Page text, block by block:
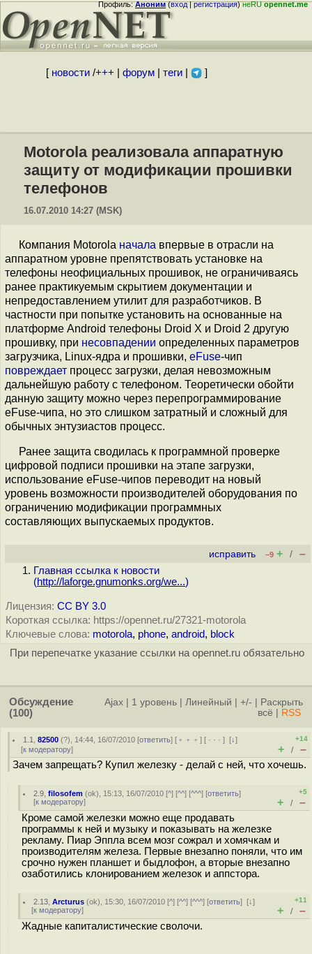
Профиль:Аноним(вход|регистрация)неRUopennet.me
[ новости/+++ форум| теги| ]
Motorola реализовала аппаратную
защиту от модификации прошивки
телефонов
16.07.2010 14:27 (MSK)
Компания Motorola начала впервые в отрасли на
аппаратном уровне препятствовать установке на
телефоны неофициальных прошивок, не ограничиваясь
ранее практикуемым скрытием документации и
непредоставлением утилит для разработчиков. В
частности при попытке установить на основанные на
платформе Android телефоны Droid X и Droid 2 другую
прошивку, при несовпадении определенных параметров
загрузчика, Linux-ядра и прошивки, eFuse-чип
повреждает процесс загрузки, делая невозможным
дальнейшую работу с телефоном. Теоретически обойти
данную защиту можно через перепрограммирование
eFuse-чипа, но это слишком затратный и сложный для
обычных энтузиастов процесс.
Ранее защита сводилась к программной проверке
цифровой подписи прошивки на этапе загрузки,
использование eFuse-чипов переводит на новый
уровень возможности производителей оборудования по
ограничению модификации программных
составляющих выпускаемых продуктов.
исправить –9 + / –
Главная ссылка к новости
(http://laforge.gnumonks.org/we...)
Лицензия: CC BY 3.0
Короткая ссылка: https://opennet.ru/27321-motorola
Ключевые слова: motorola, phone, android, block
При перепечатке указание ссылки на opennet.ru обязательно
Обсуждение
(100)
Ajax 1 уровень Линейный +/-
Раскрыть
всё
RSS
1.1 ,82500 (?), 14:44, 16/07/2010 [ответить] [ ﹢﹢﹢] [ · · ·][↓]
[к модератору]
+14
+ / –
Зачем запрещать? Купил железку - делай с ней, что хочешь.
2.9 ,filosofem (ok), 15:13, 16/07/2010 [^] [^^] [^^^] [ответить]
[к модератору]
+5
+ / –
Кроме самой железки можно еще продавать
программы к ней и музыку и показывать на железке
рекламу. Пиар Эппла всем мозг сожрал и хомячкам и
производителям железа. Первые внезапно поняли, что им
срочно нужен планшет и быдлофон, а вторые внезапно
озаботились клонированием железок и аппстора.
2.13 ,Arcturus (ok), 15:30, 16/07/2010 [^] [^^] [^^^] [ответить][↓]
[к модератору]
+11
+ / –
Жадные капиталистические сволочи.